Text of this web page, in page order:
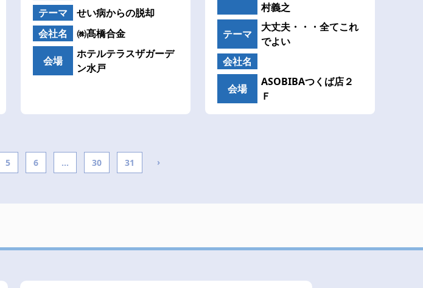
テーマ
せい病からの脱却
会社名
㈱髙橋合金
会場
ホテルテラスザガーデ
ン水戸
村義之
テーマ
大丈夫・・・全てこれ
でよい
会社名
会場
ASOBIBAつくば店２
Ｆ
5 6 ... 30 31 ›